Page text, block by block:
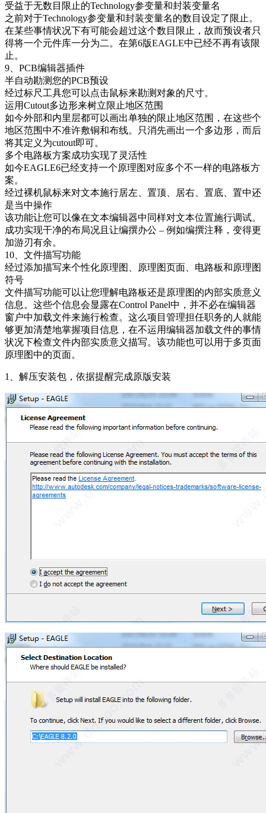
受益于无数目限止的Technology参变量和封装变量名
之前对于Technology参变量和封装变量名的数目设定了限止。
在某些事情状况下有可能会超过这个数目限止，故而预设者只
得将一个元件库一分为二。在第6版EAGLE中已经不再有该限
止。
9、PCB编辑器插件
半自动勘测您的PCB预设
经过标尺工具您可以点击鼠标来勘测对象的尺寸。
运用Cutout多边形来树立限止地区范围
如今外部和内里层都可以画出单独的限止地区范围，在这些个
地区范围中不准许敷铜和布线。只消先画出一个多边形，而后
将其定义为cutout即可。
多个电路板方案成功实现了灵活性
如今EAGLE6已经支持一个原理图对应多个不一样的电路板方
案。
经过裸机鼠标来对文本施行居左、置顶、居右、置底、置中还
是当中操作
该功能让您可以像在文本编辑器中同样对文本位置施行调试。
成功实现干净的布局况且让编撰办公 – 例如编撰注释，变得更
加游刃有余。
10、文件描写功能
经过添加描写来个性化原理图、原理图页面、电路板和原理图
符号
文件描写功能可以让您理解电路板还是原理图的内部实质意义
信息。这些个信息会显露在Control Panel中，并不必在编辑器
窗户中加载文件来施行检查。这么项目管理担任职务的人就能
够更加清楚地掌握项目信息，在不运用编辑器加载文件的事情
状况下检查文件内部实质意义描写。该功能也可以用于多页面
原理图中的页面。
1、解压安装包，依据提醒完成原版安装